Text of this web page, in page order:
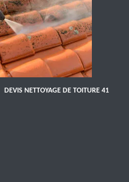
DEVIS NETTOYAGE DE TOITURE 41